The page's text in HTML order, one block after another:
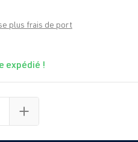
plus frais de port
expédié !